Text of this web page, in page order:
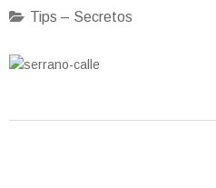
Tips – Secretos